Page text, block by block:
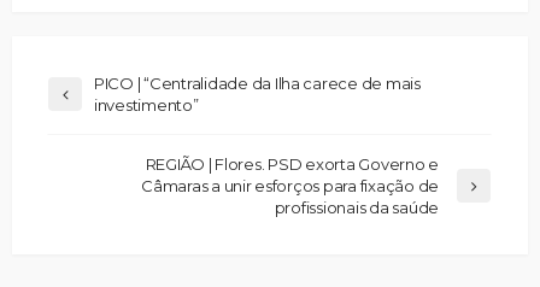
PICO | “Centralidade da Ilha carece de mais
investimento”
REGIÃO | Flores. PSD exorta Governo e
Câmaras a unir esforços para fixação de
profissionais da saúde